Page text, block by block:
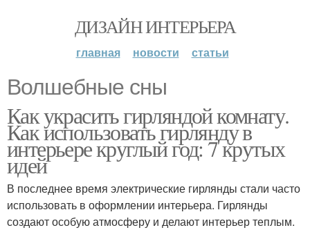
ДИЗАЙН ИНТЕРЬЕРА
главная новости статьи
Волшебные сны
Как украсить гирляндой комнату.
Как использовать гирлянду в
интерьере круглый год: 7 крутых
идей
В последнее время электрические гирлянды стали часто
использовать в оформлении интерьера. Гирлянды
создают особую атмосферу и делают интерьер теплым.